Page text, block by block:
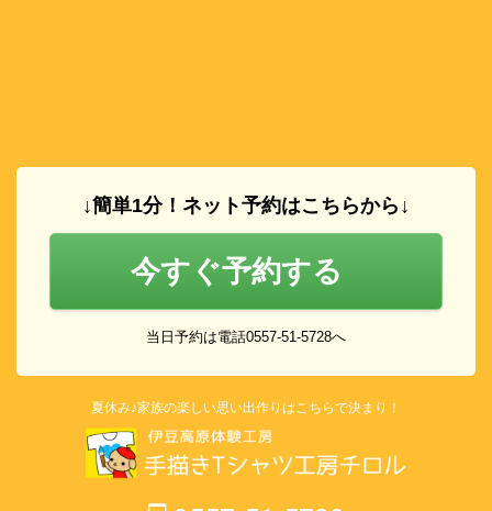
↓簡単1分！ネット予約はこちらから↓
今すぐ予約する
当日予約は電話0557-51-5728へ
夏休み♪家族の楽しい思い出作りはこちらで決まり！